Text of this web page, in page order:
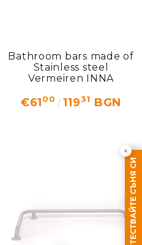
Bathroom bars made of
Stainless steel
Vermeiren INNA
€6100 11931 BGN
ТЕСТВАЙТЕ СЪНЯ СИ
×